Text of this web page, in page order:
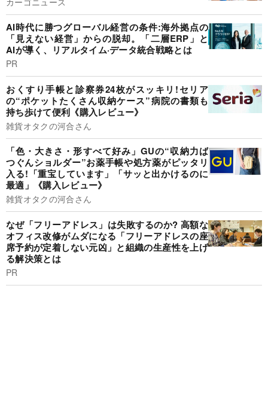
AI時代に勝つグローバル経営の条件:海外拠点の
「見えない経営」からの脱却。「二層ERP」と
AIが導く、リアルタイム·データ統合戦略とは
PR
おくすり手帳と診察券24枚がスッキリ!セリア
の“ポケットたくさん収納ケース”病院の書類も
持ち歩けて便利《購入レビュー》
雑貨オタクの河合さん
「色・大きさ・形すべて好み」GUの“収納力ば
つぐんショルダー”お薬手帳や処方薬がピッタリ
入る!「重宝しています」「サッと出かけるのに
最適」《購入レビュー》
雑貨オタクの河合さん
なぜ「フリーアドレス」は失敗するのか? 高額な
オフィス改修がムダになる「フリーアドレスの座
席予約が定着しない元凶」と組織の生産性を上げ
る解決策とは
PR